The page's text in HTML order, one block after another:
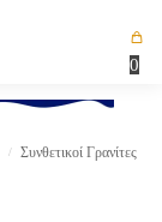
0
/ Συνθετικοί Γρανίτες